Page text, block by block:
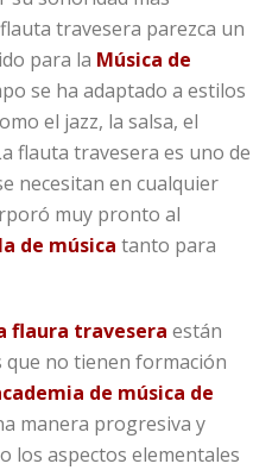
travesera parezca un
para la Música de
se ha adaptado a estilos
el jazz, la salsa, el
flauta travesera es uno de
necesitan en cualquier
muy pronto al
de música tanto para
flaura travesera están
que no tienen formación
de música de
manera progresiva y
los aspectos elementales